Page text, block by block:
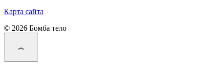
Карта сайта
© 2026 Бомба тело